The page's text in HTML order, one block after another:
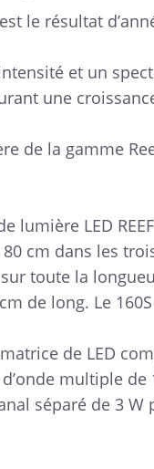
le résultat
et un
une
de la gamme
lumière LED
cm dans les
toute la
de long. Le
de LED
d’onde multiple
séparé de 3